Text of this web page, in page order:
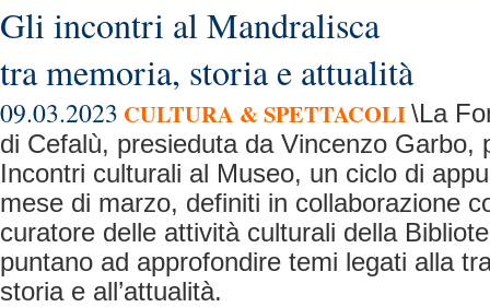
Gli incontri al Mandralisca
tra memoria, storia e attualità
09.03.2023 CULTURA & SPETTACOLI\La
di Cefalù, presieduta da Vincenzo Garbo,
Incontri culturali al Museo, un ciclo di
mese di marzo, definiti in collaborazione
curatore delle attività culturali della
puntano ad approfondire temi legati alla
storia e all’attualità.